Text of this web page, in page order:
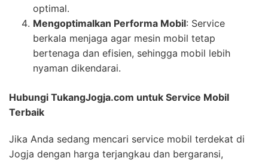
optimal.
Mengoptimalkan Performa Mobil: Service
berkala menjaga agar mesin mobil tetap
bertenaga dan efisien, sehingga mobil lebih
nyaman dikendarai.
Hubungi TukangJogja.com untuk Service Mobil
Terbaik
Jika Anda sedang mencari service mobil terdekat di
Jogja dengan harga terjangkau dan bergaransi,